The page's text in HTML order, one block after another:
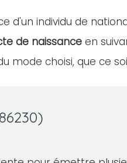
d'un individu de
de naissance en
mode choisi, que ce